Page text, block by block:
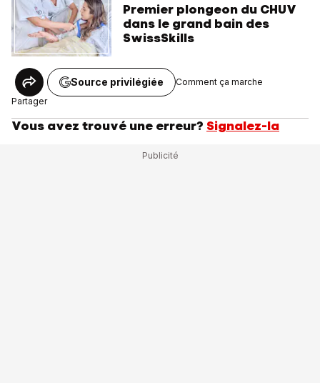
Premier plongeon du CHUV
dans le grand bain des
SwissSkills
Partager
Source privilégiée Comment ça marche
Vous avez trouvé une erreur? Signalez-la